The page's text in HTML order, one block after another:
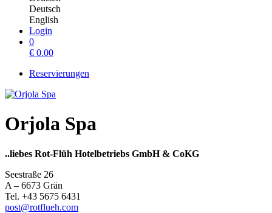
Deutsch
English
Login
0
€ 0.00
Reservierungen
Orjola Spa
..liebes Rot-Flüh Hotelbetriebs GmbH & CoKG
Seestraße 26
A – 6673 Grän
Tel. +43 5675 6431
post@rotflueh.com